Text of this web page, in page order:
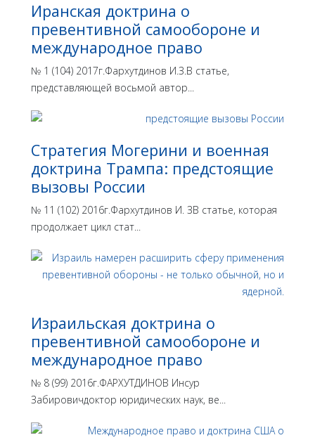
Иранская доктрина о
превентивной самообороне и
международное право
№ 1 (104) 2017г.Фархутдинов И.З.В статье,
представляющей восьмой автор...
Стратегия Могерини и военная
доктрина Трампа: предстоящие
вызовы России
№ 11 (102) 2016г.Фархутдинов И. ЗВ статье, которая
продолжает цикл стат...
Израильская доктрина o
превентивной самообороне и
международное право
№ 8 (99) 2016г.ФАРХУТДИНОВ Инсур
Забировичдоктор юридических наук, ве...